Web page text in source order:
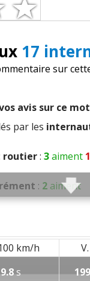
17
sur
avis sur ce
par les
routier: 3aiment 1
: 2aiment
:1aime
sièges:1
km/h
9.8s 199